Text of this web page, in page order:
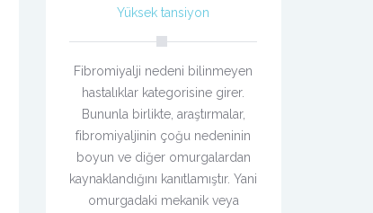
Yüksek tansiyon
Fibromiyalji nedeni bilinmeyen
hastalıklar kategorisine girer.
Bununla birlikte, araştırmalar,
fibromiyaljinin çoğu nedeninin
boyun ve diğer omurgalardan
kaynaklandığını kanıtlamıştır. Yani
omurgadaki mekanik veya